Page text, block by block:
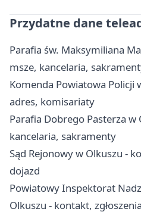
Przydatne dane
Parafia św. Maksymiliana
msze, kancelaria,
Komenda Powiatowa Policji
adres, komisariaty
Parafia Dobrego Pasterza w
kancelaria, sakramenty
Sąd Rejonowy w Olkuszu -
dojazd
Powiatowy Inspektorat
Olkuszu - kontakt,